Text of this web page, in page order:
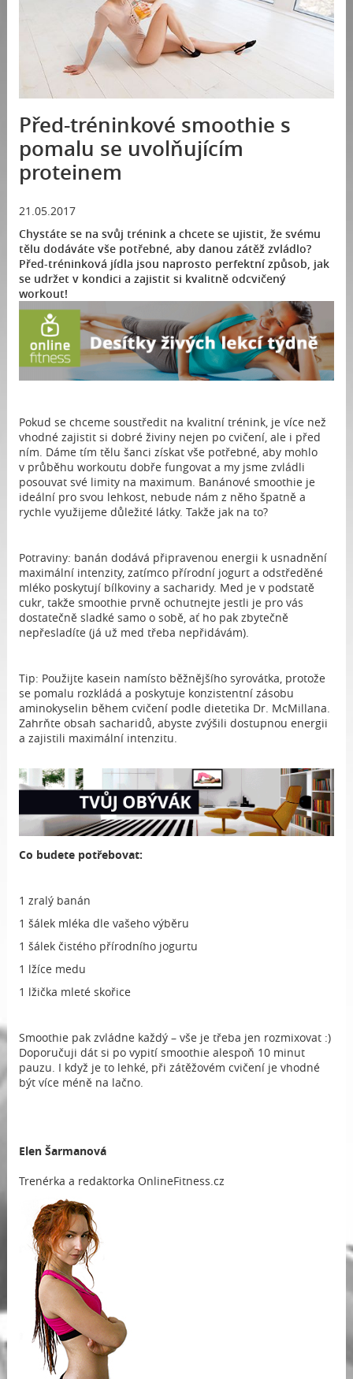
Před-tréninkové smoothie s
pomalu se uvolňujícím
proteinem
21.05.2017
Chystáte se na svůj trénink a chcete se ujistit, že svému
tělu dodáváte vše potřebné, aby danou zátěž zvládlo?
Před-tréninková jídla jsou naprosto perfektní způsob, jak
se udržet v kondici a zajistit si kvalitně odcvičený
workout!
Pokud se chceme soustředit na kvalitní trénink, je více než
vhodné zajistit si dobré živiny nejen po cvičení, ale i před
ním. Dáme tím tělu šanci získat vše potřebné, aby mohlo
v průběhu workoutu dobře fungovat a my jsme zvládli
posouvat své limity na maximum. Banánové smoothie je
ideální pro svou lehkost, nebude nám z něho špatně a
rychle využijeme důležité látky. Takže jak na to?
Potraviny: banán dodává připravenou energii k usnadnění
maximální intenzity, zatímco přírodní jogurt a odstředěné
mléko poskytují bílkoviny a sacharidy. Med je v podstatě
cukr, takže smoothie prvně ochutnejte jestli je pro vás
dostatečně sladké samo o sobě, ať ho pak zbytečně
nepřesladíte (já už med třeba nepřidávám).
Tip: Použijte kasein namísto běžnějšího syrovátka, protože
se pomalu rozkládá a poskytuje konzistentní zásobu
aminokyselin během cvičení podle dietetika Dr. McMillana.
Zahrňte obsah sacharidů, abyste zvýšili dostupnou energii
a zajistili maximální intenzitu.
Co budete potřebovat:
1 zralý banán
1 šálek mléka dle vašeho výběru
1 šálek čistého přírodního jogurtu
1 lžíce medu
1 lžička mleté skořice
Smoothie pak zvládne každý – vše je třeba jen rozmixovat :)
Doporučuji dát si po vypití smoothie alespoň 10 minut
pauzu. I když je to lehké, při zátěžovém cvičení je vhodné
být více méně na lačno.
Elen Šarmanová
Trenérka a redaktorka OnlineFitness.cz